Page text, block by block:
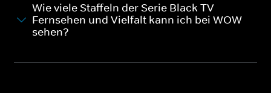
Wie viele Staffeln der Serie Black TV -
Fernsehen und Vielfalt kann ich bei WOW
sehen?